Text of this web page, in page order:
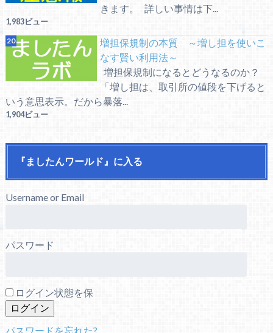
きます。 詳しい事情は下...
1,983ビュー
増担保規制の本質 ～増し担を使いこ
なす賢い利用法～
増担保規制になるとどうなるのか？
「増し担は、取引所の値段を下げると
いう意思表示。だから暴落...
1,904ビュー
『ましたんワールド』に入る
Username or Email
パスワード
ログイン状態を保
パスワードを忘れた?